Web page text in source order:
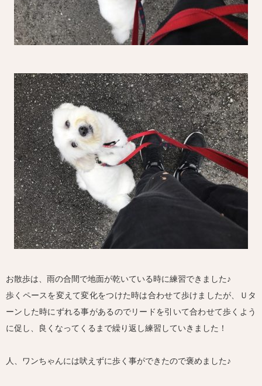
お散歩は、雨の合間で地面が乾いている時に練習できました♪
歩くペースを変えて変化をつけた時は合わせて歩けましたが、Ｕタ
ーンした時にずれる事があるのでリードを引いて合わせて歩くよう
に促し、良くなってくるまで繰り返し練習していきました！
人、ワンちゃんには吠えずに歩く事ができたので褒めました♪